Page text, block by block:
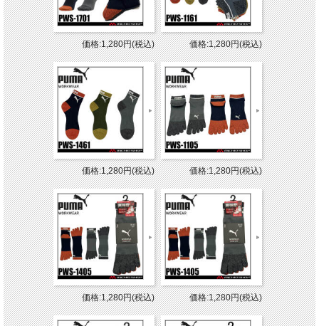
価格:1,280円(税込) 価格:1,280円(税込)
価格:1,280円(税込) 価格:1,280円(税込)
価格:1,280円(税込) 価格:1,280円(税込)